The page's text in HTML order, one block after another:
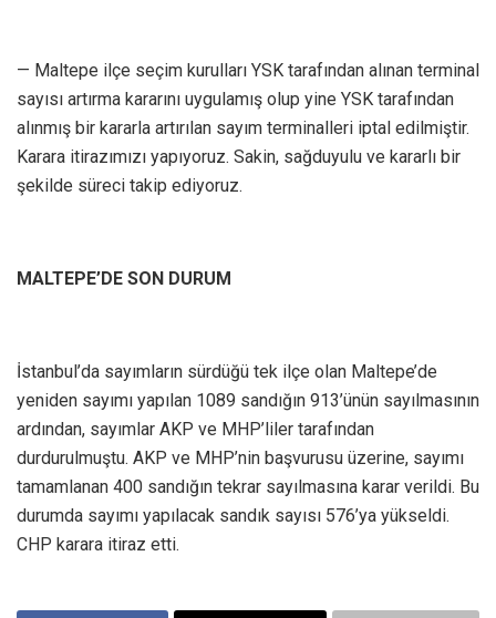
— Maltepe ilçe seçim kurulları YSK tarafından alınan terminal
sayısı artırma kararını uygulamış olup yine YSK tarafından
alınmış bir kararla artırılan sayım terminalleri iptal edilmiştir.
Karara itirazımızı yapıyoruz. Sakin, sağduyulu ve kararlı bir
şekilde süreci takip ediyoruz.
MALTEPE’DE SON DURUM
İstanbul’da sayımların sürdüğü tek ilçe olan Maltepe’de
yeniden sayımı yapılan 1089 sandığın 913’ünün sayılmasının
ardından, sayımlar AKP ve MHP’liler tarafından
durdurulmuştu. AKP ve MHP’nin başvurusu üzerine, sayımı
tamamlanan 400 sandığın tekrar sayılmasına karar verildi. Bu
durumda sayımı yapılacak sandık sayısı 576’ya yükseldi.
CHP karara itiraz etti.